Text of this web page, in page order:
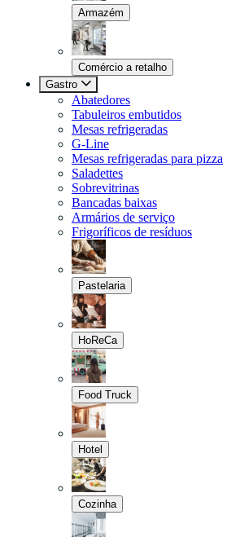
Armazém
Comércio a retalho
Gastro
Abatedores
Tabuleiros embutidos
Mesas refrigeradas
G-Line
Mesas refrigeradas para pizza
Saladettes
Sobrevitrinas
Bancadas baixas
Armários de serviço
Frigoríficos de resíduos
Pastelaria
HoReCa
Food Truck
Hotel
Cozinha